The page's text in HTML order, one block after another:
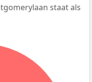
staat als